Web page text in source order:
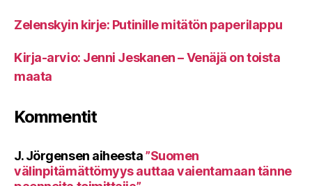
Zelenskyin kirje: Putinille mitätön paperilappu
Kirja-arvio: Jenni Jeskanen – Venäjä on toista
maata
Kommentit
J. Jörgensen aiheesta”Suomen
välinpitämättömyys auttaa vaientamaan tänne